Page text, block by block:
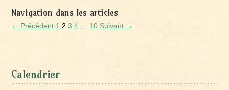
Navigation dans les articles
← Précédent 1 2 3 4 10 Suivant →
Calendrier